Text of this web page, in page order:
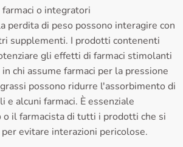
o integratori
perdita di peso possono interagire con
supplementi. I prodotti contenenti
gli effetti di farmaci stimolanti
chi assume farmaci per la pressione
possono ridurre l'assorbimento di
alcuni farmaci. È essenziale
o il farmacista di tutti i prodotti che si
evitare interazioni pericolose.